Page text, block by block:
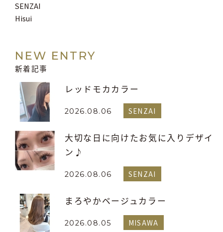
SENZAI
Hisui
NEW ENTRY
新着記事
レッドモカカラー
2026.08.06 SENZAI
大切な日に向けたお気に入りデザイ
ン♪
2026.08.06 SENZAI
まろやかベージュカラー
2026.08.05 MISAWA